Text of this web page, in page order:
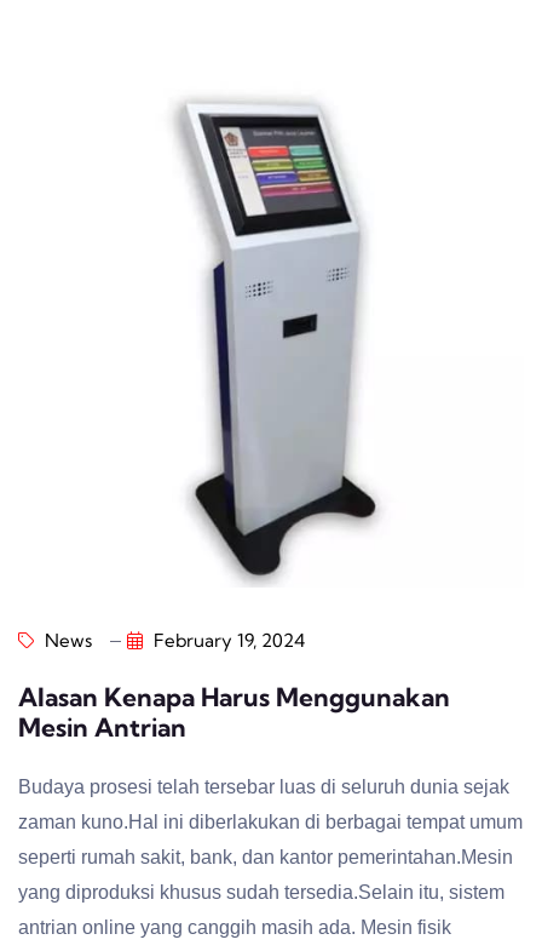
News February 19, 2024
Alasan Kenapa Harus Menggunakan
Mesin Antrian
Budaya prosesi telah tersebar luas di seluruh dunia sejak
zaman kuno.Hal ini diberlakukan di berbagai tempat umum
seperti rumah sakit, bank, dan kantor pemerintahan.Mesin
yang diproduksi khusus sudah tersedia.Selain itu, sistem
antrian online yang canggih masih ada. Mesin fisik